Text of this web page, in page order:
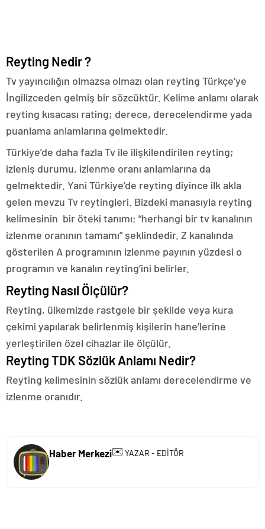
Reyting Nedir ?
Tv yayıncılığın olmazsa olmazı olan reyting Türkçe’ye
İngilizceden gelmiş bir sözcüktür. Kelime anlamı olarak
reyting kısacası rating; derece, derecelendirme yada
puanlama anlamlarına gelmektedir.
Türkiye’de daha fazla Tv ile ilişkilendirilen reyting;
izleniş durumu, izlenme oranı anlamlarına da
gelmektedir. Yani Türkiye’de reyting diyince ilk akla
gelen mevzu Tv reytingleri. Bizdeki manasıyla reyting
kelimesinin bir öteki tanımı; “herhangi bir tv kanalının
izlenme oranının tamamı” şeklindedir. Z kanalında
gösterilen A programının izlenme payının yüzdesi o
programın ve kanalın reyting’ini belirler.
Reyting Nasıl Ölçülür?
Reyting, ülkemizde rastgele bir şekilde veya kura
çekimi yapılarak belirlenmiş kişilerin hane’lerine
yerleştirilen özel cihazlar ile ölçülür.
Reyting TDK Sözlük Anlamı Nedir?
Reyting kelimesinin sözlük anlamı derecelendirme ve
izlenme oranıdır.
Haber Merkezi✉️ YAZAR - EDİTÖR